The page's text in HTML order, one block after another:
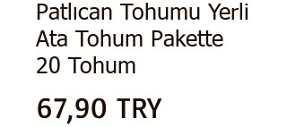
Patlıcan Tohumu Yerli
Ata Tohum Pakette
20 Tohum
67,90 TRYPreis